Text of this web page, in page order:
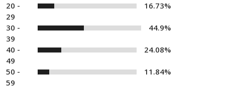
20 -
29
16.73%
30 -
39
44.9%
40 -
49
24.08%
50 -
59
11.84%